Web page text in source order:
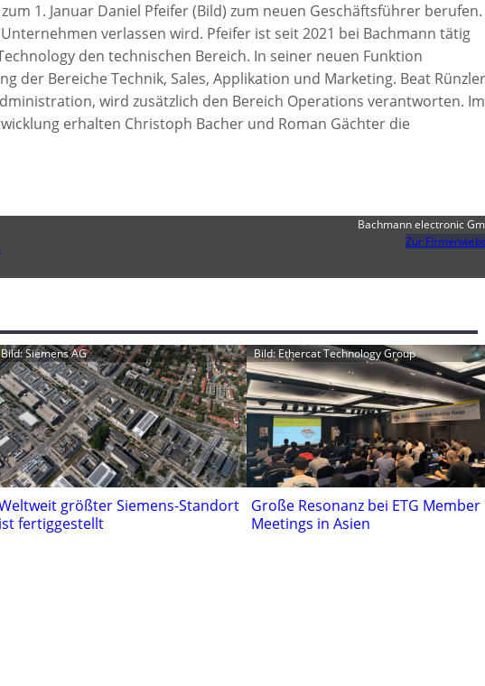
1. Januar Daniel Pfeifer (Bild) zum neuen Geschäftsführer berufen.
verlassen wird. Pfeifer ist seit 2021 bei Bachmann tätig
den technischen Bereich. In seiner neuen Funktion
der Bereiche Technik, Sales, Applikation und Marketing. Beat
wird zusätzlich den Bereich Operations verantworten. Im
erhalten Christoph Bacher und Roman Gächter die
Bachmann electronic
Zur
Bild: Siemens AG
größter Siemens-Standort
ist fertiggestellt
Bild: Ethercat Technology Group
Große Resonanz bei ETG Member
Meetings in Asien